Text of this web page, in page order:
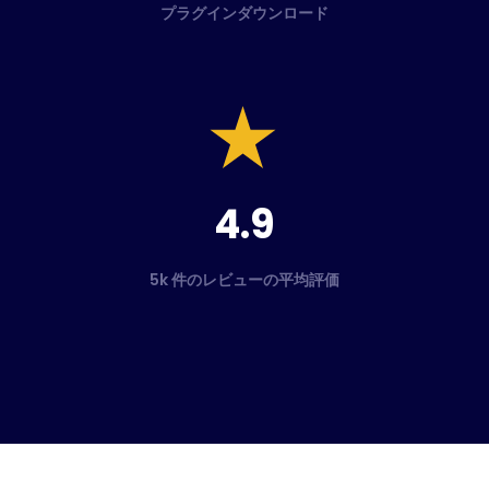
プラグインダウンロード
4.9
5k 件のレビューの平均評価